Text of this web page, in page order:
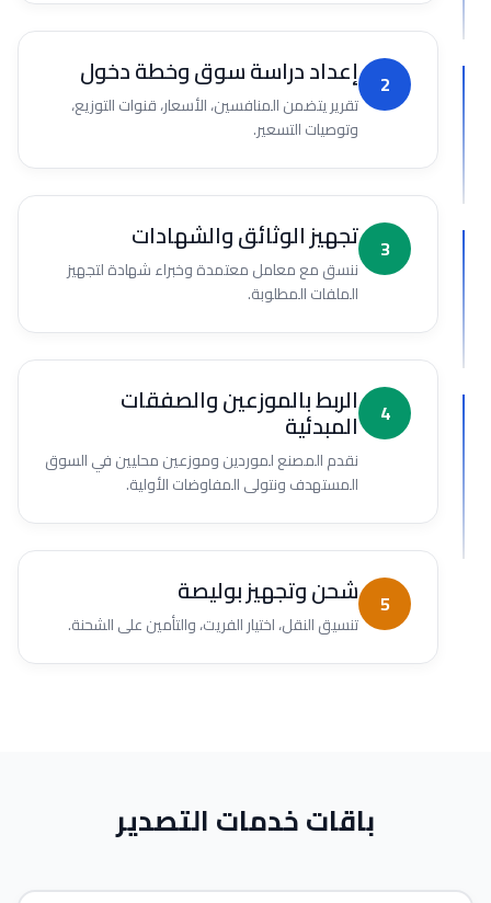
2 إعداد دراسة سوق وخطة دخول
تقرير يتضمن المنافسين، الأسعار، قنوات التوزيع،
وتوصيات التسعير.
3 تجهيز الوثائق والشهادات
ننسق مع معامل معتمدة وخبراء شهادة لتجهيز
الملفات المطلوبة.
4 الربط بالموزعين والصفقات
المبدئية
نقدم المصنع لموردين وموزعين محليين في السوق
المستهدف ونتولى المفاوضات الأولية.
5 شحن وتجهيز بوليصة
تنسيق النقل، اختيار الفريت، والتأمين على الشحنة.
باقات خدمات التصدير